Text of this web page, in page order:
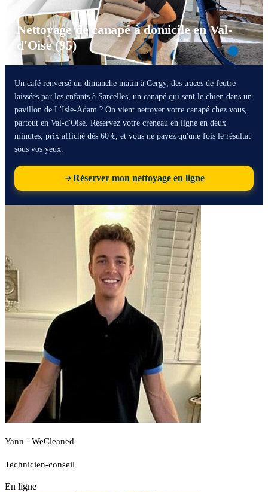
Nettoyage de canapé à domicile en Val-
d'Oise (95)
Un café renversé un dimanche matin à Cergy, des traces de feutre
laissées par les enfants à Sarcelles, un canapé qui sent le chien dans un
pavillon de L'Isle-Adam ? On vient nettoyer votre canapé chez vous,
partout en Val-d'Oise. Réservez votre créneau en ligne en deux
minutes, prix affiché dès 60 €, et vous ne payez qu'une fois le résultat
sous vos yeux.
Réserver mon nettoyage en ligne
Yann · WeCleaned
Technicien-conseil
En ligne